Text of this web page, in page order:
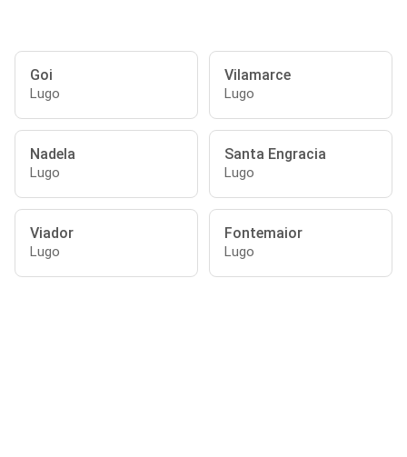
Goi
Lugo
Vilamarce
Lugo
Nadela
Lugo
Santa Engracia
Lugo
Viador
Lugo
Fontemaior
Lugo